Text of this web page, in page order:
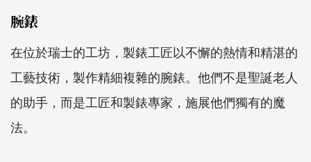
腕錶
在位於瑞士的工坊，製錶工匠以不懈的熱情和精湛的
工藝技術，製作精細複雜的腕錶。他們不是聖誕老人
的助手，而是工匠和製錶專家，施展他們獨有的魔
法。